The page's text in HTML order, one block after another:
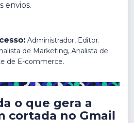
envios.
Administrador, Editor.
de Marketing, Analista de
de E-commerce.
o que gera a
cortada no Gmail